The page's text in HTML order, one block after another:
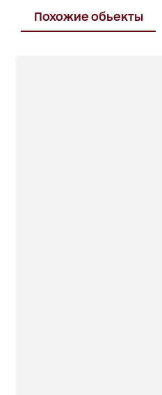
бизнес с высоким
ЖК. Без комиссии для
Похожие обьекты